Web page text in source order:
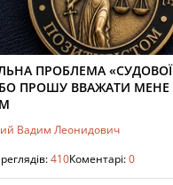
ПРОБЛЕМА «СУДОВОЇ
ПРОШУ ВВАЖАТИ МЕНЕ
Вадим Леонидович
410Коментарі:0